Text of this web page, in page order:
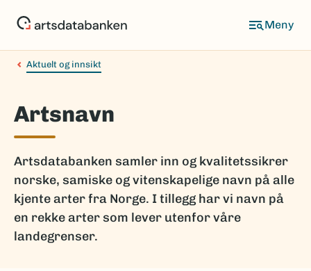
Aktuelt og innsikt
Artsnavn
Artsdatabanken samler inn og kvalitetssikrer
norske, samiske og vitenskapelige navn på alle
kjente arter fra Norge. I tillegg har vi navn på
en rekke arter som lever utenfor våre
landegrenser.